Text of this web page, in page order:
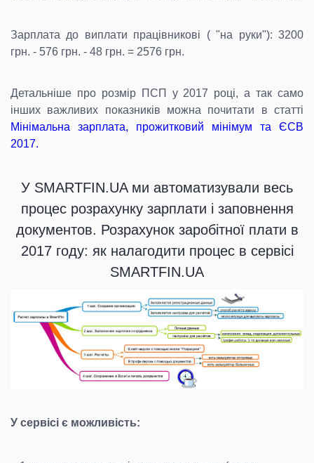
Зарплата до виплати працівникові ( "на руки"): 3200
грн. - 576 грн. - 48 грн. = 2576 грн.
Детальніше про розмір ПСП у 2017 році, а так само
інших важливих показників можна почитати в статті
Мінімальна зарплата, прожитковий мінімум та ЄСВ
2017.
У SMARTFIN.UA ми автоматизували весь
процес розрахунку зарплати і заповнення
документов. Розрахунок заробітної плати в
2017 году: як налагодити процес в сервісі
SMARTFIN.UA
У сервісі є можливість: